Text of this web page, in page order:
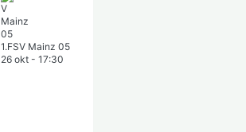
1.FSV Mainz 05
26 okt - 17:30